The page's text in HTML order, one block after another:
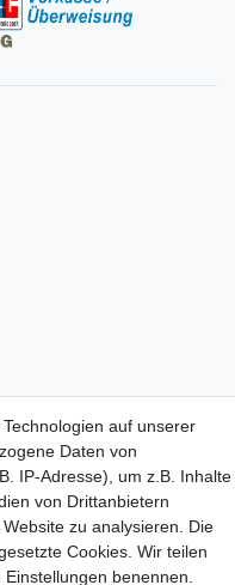
auf unserer
Daten von
IP-Adresse), um z.B. Inhalte
von Drittanbietern
zu analysieren. Die
Cookies. Wir teilen
benennen.